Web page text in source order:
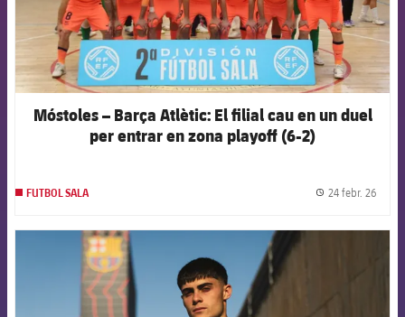
Móstoles – Barça Atlètic: El filial cau en un duel
per entrar en zona playoff (6-2)
FUTBOL SALA 24 febr. 26
FCB Barcelona badge